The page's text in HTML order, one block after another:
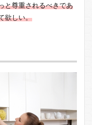
と尊重されるべきであ
欲しい。